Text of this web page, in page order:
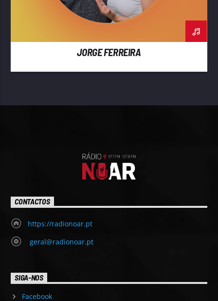
JORGE FERREIRA
CONTACTOS
https://radionoar.pt
geral@radionoar.pt
SIGA-NOS
Facebook